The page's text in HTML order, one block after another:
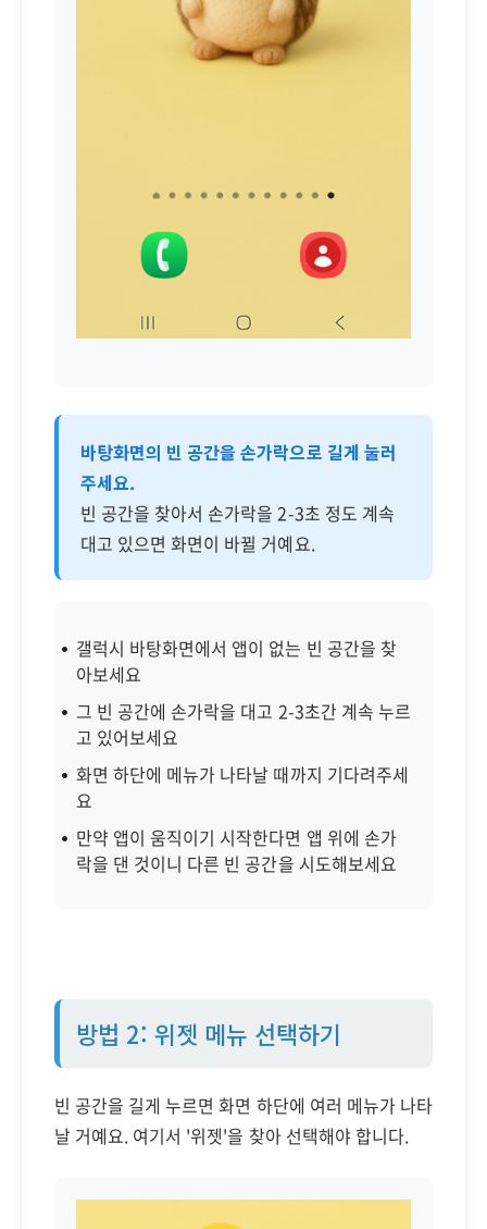
바탕화면의 빈 공간을 손가락으로 길게 눌러
주세요.
빈 공간을 찾아서 손가락을 2-3초 정도 계속
대고 있으면 화면이 바뀔 거예요.
갤럭시 바탕화면에서 앱이 없는 빈 공간을 찾
아보세요
그 빈 공간에 손가락을 대고 2-3초간 계속 누르
고 있어보세요
화면 하단에 메뉴가 나타날 때까지 기다려주세
요
만약 앱이 움직이기 시작한다면 앱 위에 손가
락을 댄 것이니 다른 빈 공간을 시도해보세요
방법 2: 위젯 메뉴 선택하기
빈 공간을 길게 누르면 화면 하단에 여러 메뉴가 나타
날 거예요. 여기서 '위젯'을 찾아 선택해야 합니다.